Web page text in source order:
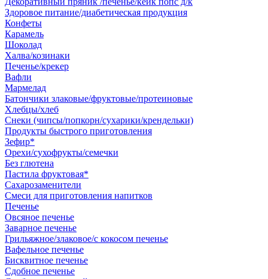
Здоровое питание/диабетическая продукция
Конфеты
Карамель
Шоколад
Халва/козинаки
Печенье/крекер
Вафли
Мармелад
Батончики злаковые/фруктовые/протеиновые
Хлебцы/хлеб
Снеки (чипсы/попкорн/сухарики/крендельки)
Продукты быстрого приготовления
Зефир*
Орехи/сухофрукты/семечки
Без глютена
Пастила фруктовая*
Сахарозаменители
Смеси для приготовления напитков
Печенье
Овсяное печенье
Заварное печенье
Грильяжное/злаковое/с кокосом печенье
Вафельное печенье
Бисквитное печенье
Сдобное печенье